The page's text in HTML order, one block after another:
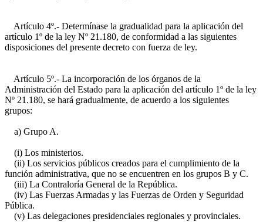
Artículo 4º.- Determínase la gradualidad para la aplicación del
artículo 1º de la ley Nº 21.180, de conformidad a las siguientes
disposiciones del presente decreto con fuerza de ley.
Artículo 5º.- La incorporación de los órganos de la
Administración del Estado para la aplicación del artículo 1º de la ley
Nº 21.180, se hará gradualmente, de acuerdo a los siguientes
grupos:
a) Grupo A.
(i) Los ministerios.
(ii) Los servicios públicos creados para el cumplimiento de la
función administrativa, que no se encuentren en los grupos B y C.
(iii) La Contraloría General de la República.
(iv) Las Fuerzas Armadas y las Fuerzas de Orden y Seguridad
Pública.
(v) Las delegaciones presidenciales regionales y provinciales.